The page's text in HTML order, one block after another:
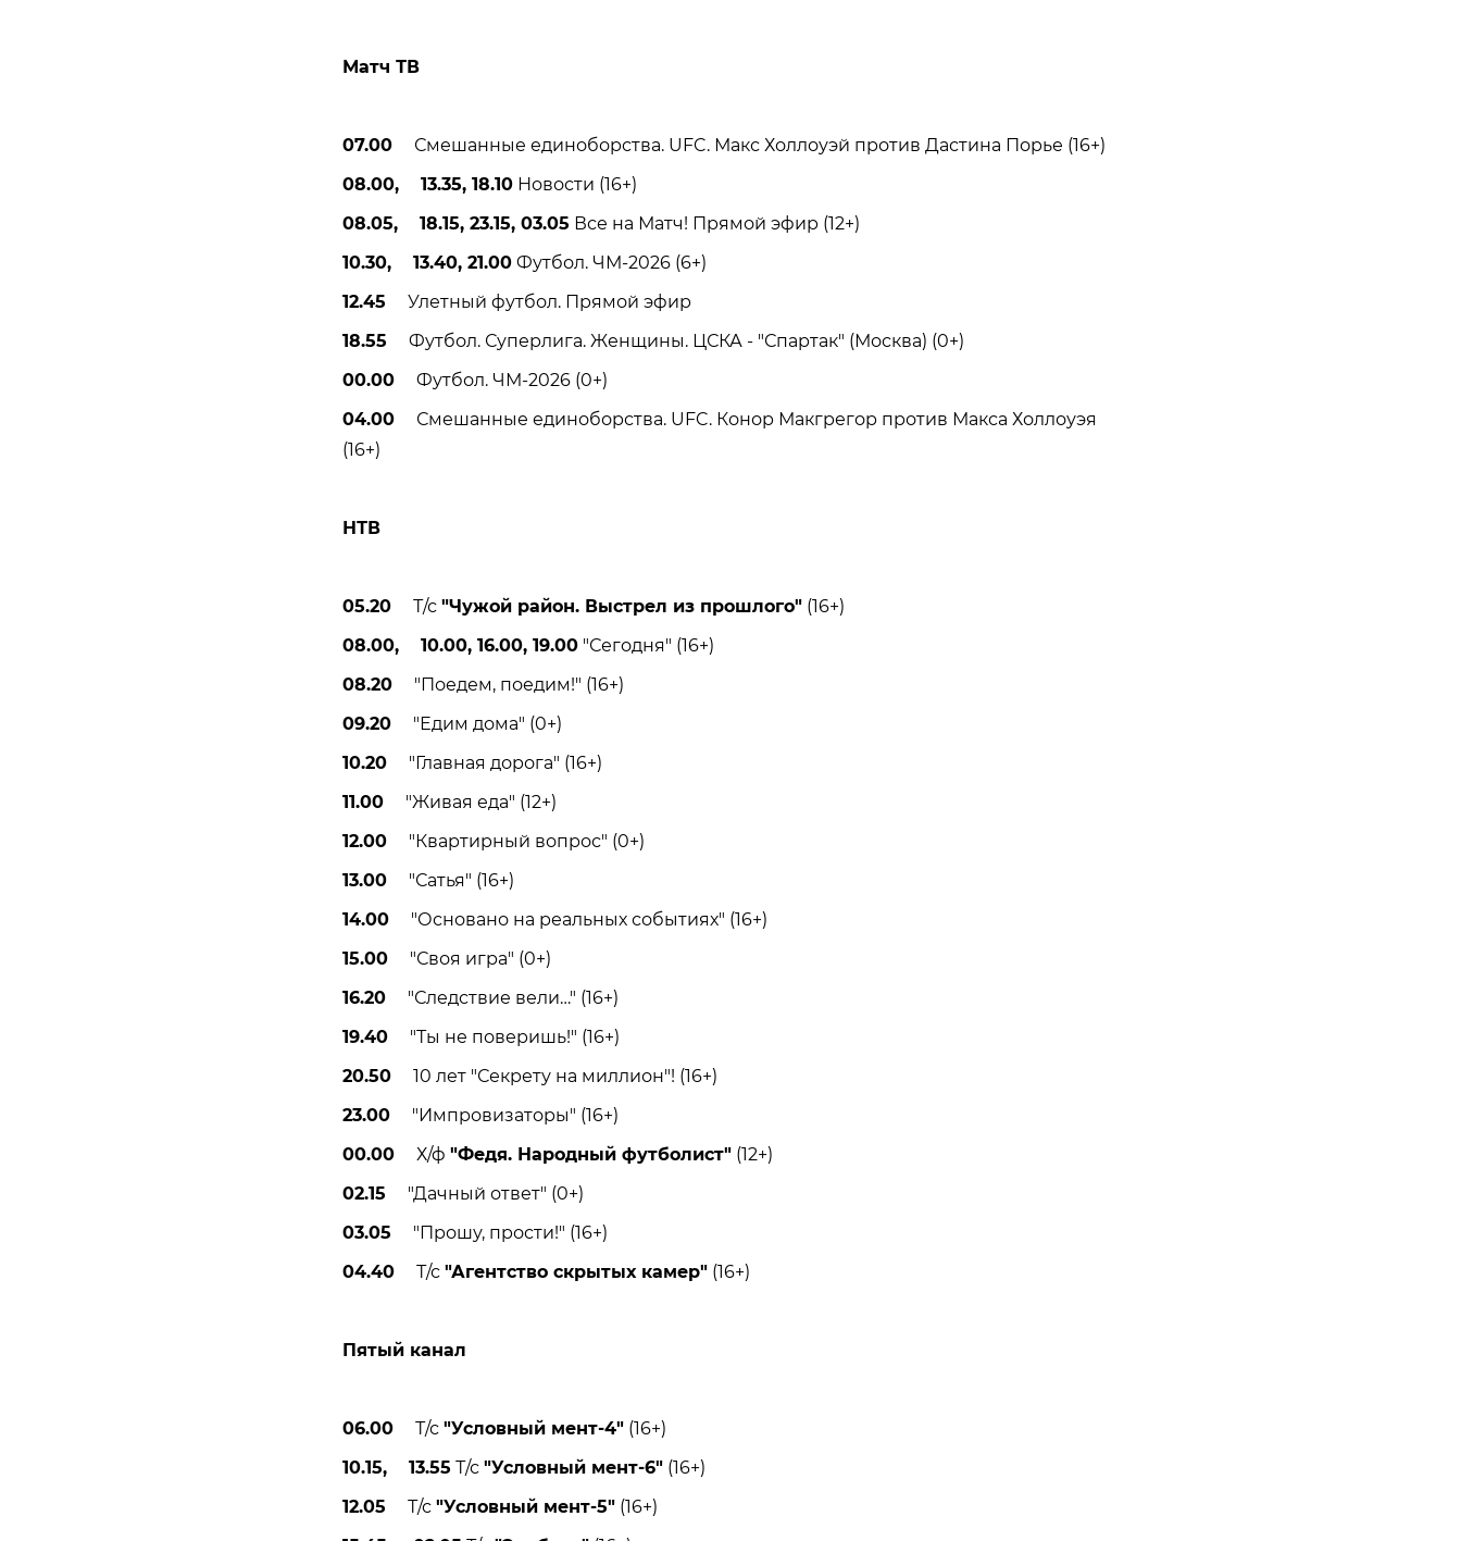
Матч ТВ
07.00Смешанные единоборства. UFC. Макс Холлоуэй против Дастина Порье (16+)
08.00, 13.35, 18.10Новости (16+)
08.05, 18.15, 23.15, 03.05 Все на Матч! Прямой эфир (12+)
10.30, 13.40, 21.00Футбол. ЧМ-2026 (6+)
12.45 Улетный футбол. Прямой эфир
18.55 Футбол. Суперлига. Женщины. ЦСКА - "Спартак" (Москва) (0+)
00.00Футбол. ЧМ-2026 (0+)
04.00Смешанные единоборства. UFC. Конор Макгрегор против Макса Холлоуэя
(16+)
НТВ
05.20Т/с "Чужой район. Выстрел из прошлого"(16+)
08.00, 10.00, 16.00, 19.00"Сегодня" (16+)
08.20"Поедем, поедим!" (16+)
09.20"Едим дома" (0+)
10.20"Главная дорога" (16+)
11.00"Живая еда" (12+)
12.00"Квартирный вопрос" (0+)
13.00"Сатья" (16+)
14.00"Основано на реальных событиях" (16+)
15.00"Своя игра" (0+)
16.20"Следствие вели…" (16+)
19.40"Ты не поверишь!" (16+)
20.5010 лет "Секрету на миллион"! (16+)
23.00"Импровизаторы" (16+)
00.00Х/ф "Федя. Народный футболист"(12+)
02.15 "Дачный ответ" (0+)
03.05 "Прошу, прости!" (16+)
04.40Т/с "Агентство скрытых камер"(16+)
Пятый канал
06.00Т/с "Условный мент-4"(16+)
10.15, 13.55 Т/с "Условный мент-6"(16+)
12.05 Т/с "Условный мент-5"(16+)